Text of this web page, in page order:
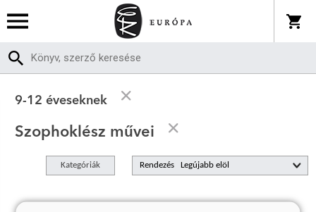
9-12 éveseknek
Szophoklész művei
Kategóriák Rendezés